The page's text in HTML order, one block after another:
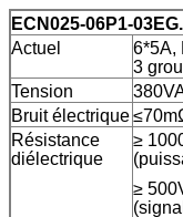
ECN025-06P1-03EG.
Actuel
6*5A,
3
Tension
Bruit électrique
Résistance
diélectrique
≥
≥